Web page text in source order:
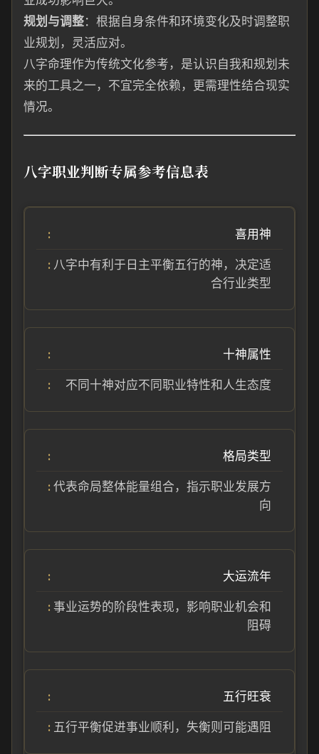
规划与调整：根据自身条件和环境变化及时调整职
业规划，灵活应对。
八字命理作为传统文化参考，是认识自我和规划未
来的工具之一，不宜完全依赖，更需理性结合现实
情况。
八字职业判断专属参考信息表
喜用神
八字中有利于日主平衡五行的神，决定适
合行业类型
十神属性
不同十神对应不同职业特性和人生态度
格局类型
代表命局整体能量组合，指示职业发展方
向
大运流年
事业运势的阶段性表现，影响职业机会和
阻碍
五行旺衰
五行平衡促进事业顺利，失衡则可能遇阻